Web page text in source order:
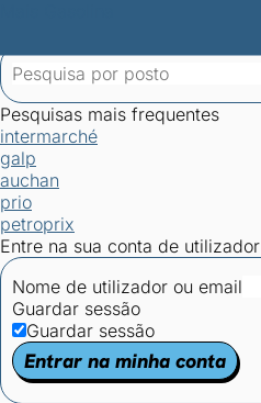
Pesquisas mais frequentes
intermarché
galp
auchan
prio
petroprix
Entre na sua conta de utilizador
Nome de utilizador ou email
Guardar sessão
Guardar sessão
Entrar na minha conta